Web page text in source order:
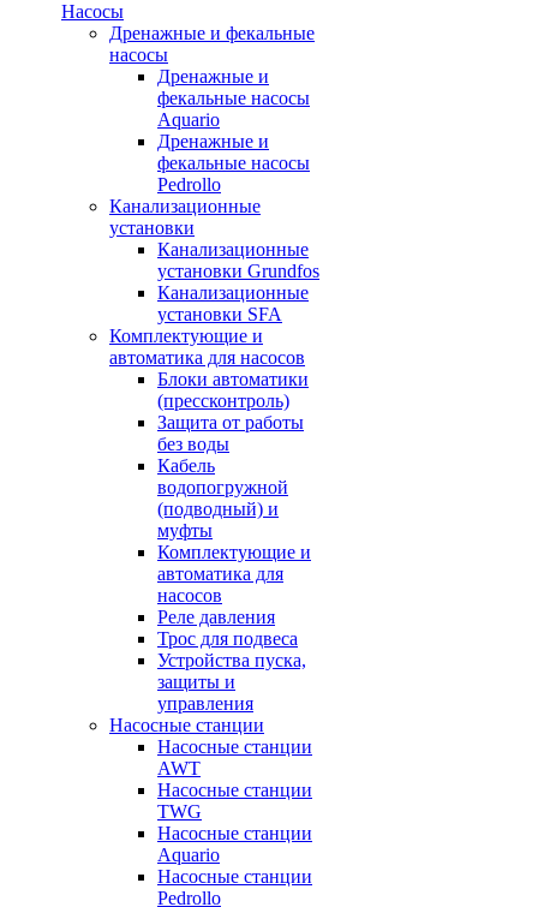
Насосы
Дренажные и фекальные
насосы
Дренажные и
фекальные насосы
Aquario
Дренажные и
фекальные насосы
Pedrollo
Канализационные
установки
Канализационные
установки Grundfos
Канализационные
установки SFA
Комплектующие и
автоматика для насосов
Блоки автоматики
(прессконтроль)
Защита от работы
без воды
Кабель
водопогружной
(подводный) и
муфты
Комплектующие и
автоматика для
насосов
Реле давления
Трос для подвеса
Устройства пуска,
защиты и
управления
Насосные станции
Насосные станции
AWT
Насосные станции
TWG
Насосные станции
Aquario
Насосные станции
Pedrollo